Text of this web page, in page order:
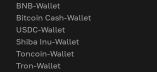
BNB-Wallet
Bitcoin Cash-Wallet
USDC-Wallet
Shiba Inu-Wallet
Toncoin-Wallet
Tron-Wallet